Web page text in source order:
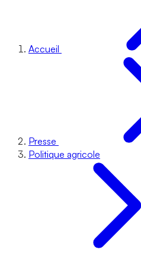
Accueil
Presse
Politique agricole